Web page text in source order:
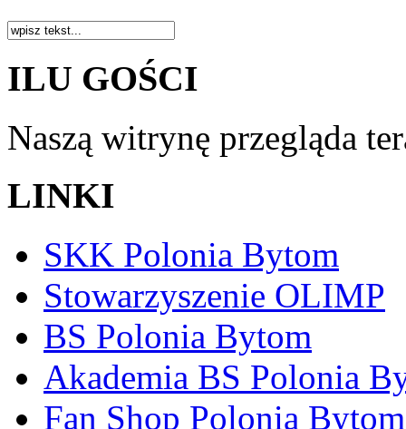
ILU GOŚCI
Naszą witrynę przegląda
LINKI
SKK Polonia Bytom
Stowarzyszenie OLIMP
BS Polonia Bytom
Akademia BS Polonia
Fan Shop Polonia Bytom